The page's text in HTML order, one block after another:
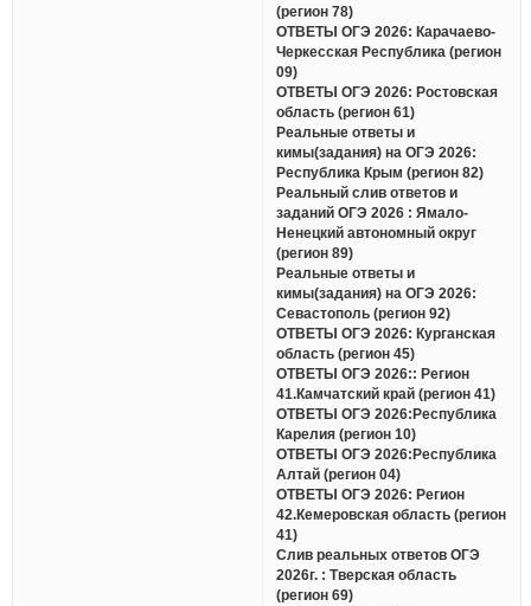
(регион 78)
ОТВЕТЫ ОГЭ 2026: Карачаево-
Черкесская Республика (регион
09)
ОТВЕТЫ ОГЭ 2026: Ростовская
область (регион 61)
Реальные ответы и
кимы(задания) на ОГЭ 2026:
Республика Крым (регион 82)
Реальный слив ответов и
заданий ОГЭ 2026 : Ямало-
Ненецкий автономный округ
(регион 89)
Реальные ответы и
кимы(задания) на ОГЭ 2026:
Севастополь (регион 92)
ОТВЕТЫ ОГЭ 2026: Курганская
область (регион 45)
ОТВЕТЫ ОГЭ 2026:: Регион
41.Камчатский край (регион 41)
ОТВЕТЫ ОГЭ 2026:Республика
Карелия (регион 10)
ОТВЕТЫ ОГЭ 2026:Республика
Алтай (регион 04)
ОТВЕТЫ ОГЭ 2026: Регион
42.Кемеровская область (регион
41)
Слив реальных ответов ОГЭ
2026г. : Тверская область
(регион 69)